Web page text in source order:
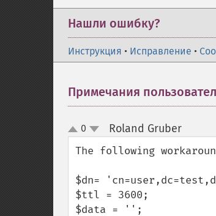
Нашли ошибку?
Инструкция • Исправление •
Примечания
up
down
0 Roland Gruber¶
The following
$dn=
$ttl = 3600;
$data = '';